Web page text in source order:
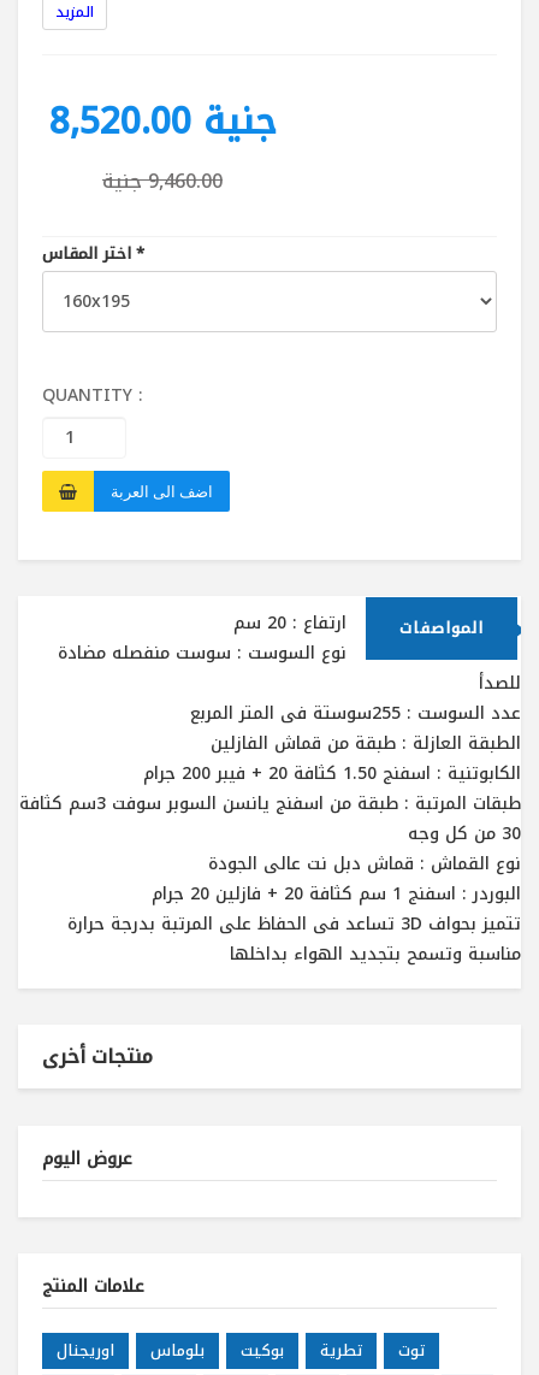
طبقات المرتبة : طبقة من اسفنج يانسن السوبر سوفت
تتميز بحواف 3D تساعد فى الحفاظ على المرتبة بدرجة
المزيد
8,520.00 جنية
9,460.00 جنية
*
QUANTITY :
اضف الى العربة
المواصفات
ارتفاع : 20 سم
نوع السوست : سوست منفصله مضادة
للصدأ
عدد السوست : 255سوستة فى المتر المربع
الطبقة العازلة : طبقة من قماش الفازلين
الكابوتنية : اسفنج 1.50 كثافة 20 + فيبر 200 جرام
طبقات المرتبة : طبقة من اسفنج يانسن السوبر سوفت 3سم كثافة
30 من كل وجه
نوع القماش : قماش دبل نت عالى الجودة
البوردر : اسفنج 1 سم كثافة 20 + فازلين 20 جرام
تتميز بحواف 3D تساعد فى الحفاظ على المرتبة بدرجة حرارة
مناسبة وتسمح بتجديد الهواء بداخلها
منتجات أخرى
عروض اليوم
علامات المنتج
اوريجنال بلوماس بوكيت تطرية
توت